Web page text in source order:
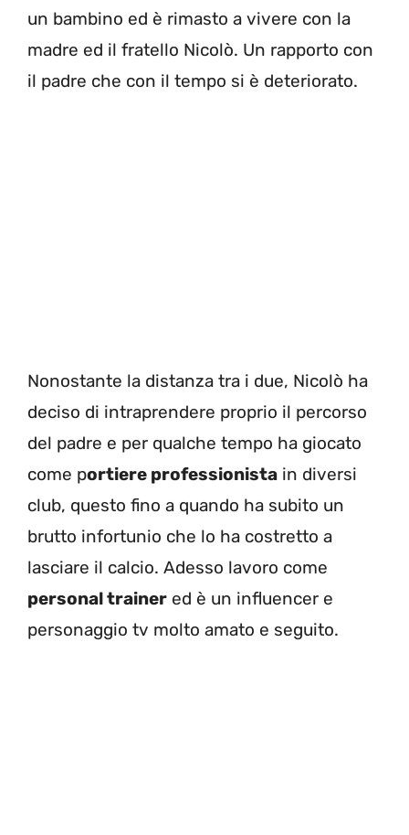
un bambino ed è rimasto a vivere con la
madre ed il fratello Nicolò. Un rapporto con
il padre che con il tempo si è deteriorato.
Nonostante la distanza tra i due, Nicolò ha
deciso di intraprendere proprio il percorso
del padre e per qualche tempo ha giocato
come portiere professionista in diversi
club, questo fino a quando ha subito un
brutto infortunio che lo ha costretto a
lasciare il calcio. Adesso lavoro come
personal trainer ed è un influencer e
personaggio tv molto amato e seguito.